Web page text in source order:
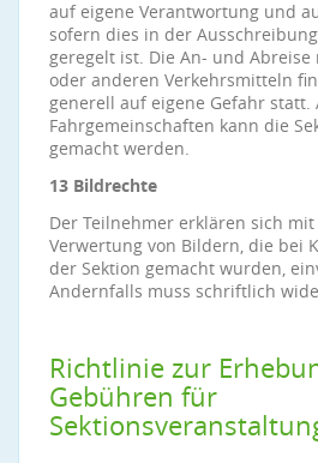
auf eigene Verantwortung und
sofern dies in der
geregelt ist. Die An- und
oder anderen Verkehrsmitteln
generell auf eigene Gefahr statt.
Fahrgemeinschaften kann die
gemacht werden.
13 Bildrechte
Der Teilnehmer erklären sich
Verwertung von Bildern, die bei
der Sektion gemacht wurden,
Andernfalls muss schriftlich
Richtlinie zur
Gebühren für